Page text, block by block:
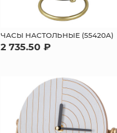
ЧАСЫ НАСТОЛЬНЫЕ (55420A)
2 735.50 ₽